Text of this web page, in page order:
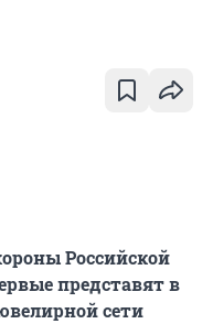
Российской
представят в
сети